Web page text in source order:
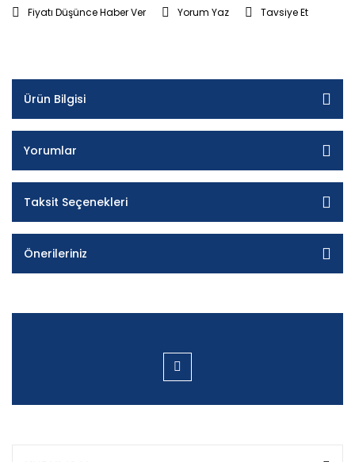
Fiyatı Düşünce Haber Ver Yorum Yaz Tavsiye Et
Ürün Bilgisi
Yorumlar
Taksit Seçenekleri
Önerileriniz